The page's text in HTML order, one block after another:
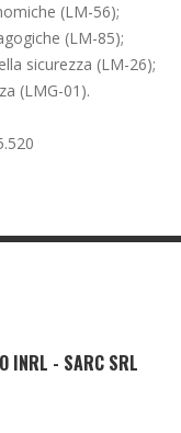
(LM-56);
(LM-85);
sicurezza (LM-26);
(LMG-01).
INRL - SARC SRL